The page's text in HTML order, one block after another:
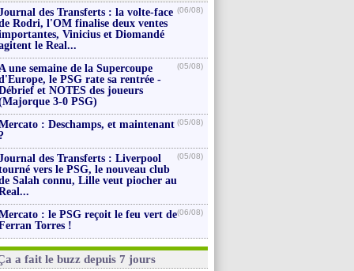
des Transferts : la volte-face
Rodri, l'OM finalise deux ventes
Vinicius et Diomandé
le Real...
(06/08)
une semaine de la Supercoupe
le PSG rate sa rentrée -
et NOTES des joueurs
3-0 PSG)
(05/08)
: Deschamps, et maintenant (05/08)
des Transferts : Liverpool
vers le PSG, le nouveau club
Salah connu, Lille veut piocher au
(05/08)
: le PSG reçoit le feu vert de
Torres !
(06/08)
a fait le buzz depuis 7 jours